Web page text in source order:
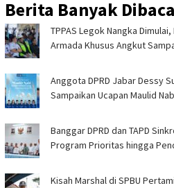
Berita Banyak
TPPAS Legok Nangka
Armada Khusus Angkut
Anggota DPRD Jabar Dessy
Sampaikan Ucapan Maulid
Banggar DPRD dan TAPD
Program Prioritas hingga
Kisah Marshal di SPBU